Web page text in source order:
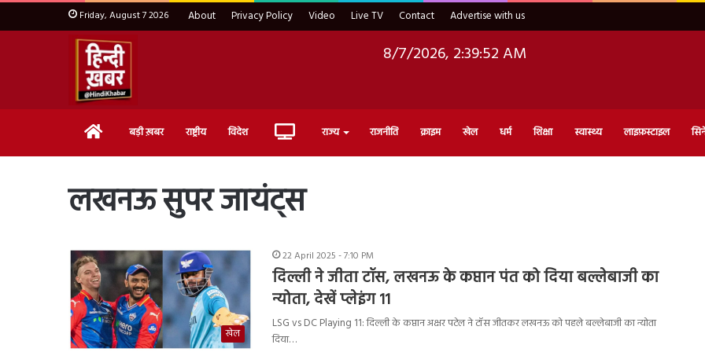
Friday, August 7 2026 About Privacy Policy Video Live TV Contact Advertise with us
8/7/2026, 2:39:53 AM
Home बड़ी ख़बर राष्ट्रीय विदेश Live राज्य राजनीति क्राइम खेल धर्म शिक्षा स्वास्थ्य लाइफ़स्टाइल
लखनऊ सुपर जायंट्स
खेल
22 April 2025 - 7:10 PM
दिल्ली ने जीता टॉस, लखनऊ के कप्तान पंत को दिया बल्लेबाजी का
न्योता, देखें प्लेइंग 11
LSG vs DC Playing 11: दिल्ली के कप्तान अक्षर पटेल ने टॉस जीतकर लखनऊ को पहले बल्लेबाजी का न्योता
दिया…